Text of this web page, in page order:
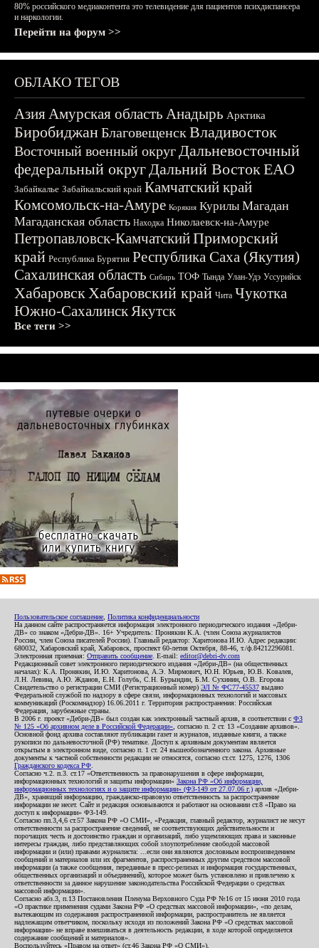
80% российского медиаконтента это телевидение для пациентов психдиспансера
и наркологии.
Перейти на форум >>
ОБЛАКО ТЕГОВ
АзияАмурская область Анадырь Арктика
БиробиджанБлаговещенскВладивосток
Восточный военный округДальневосточный
федеральный округДальний ВостокЕАО
Забайкалье Забайкальский край Камчатский край
Комсомольск-на-Амуре Корякия Курилы Магадан
Магаданская область Находка Николаевск-на-Амуре
Петропавловск-КамчатскийПриморский
край Республика Бурятия Республика Саха (Якутия)
Сахалинская область Сибирь ТОФ Тында Улан-Удэ Уссурийск
ХабаровскХабаровский край Чита Чукотка
Южно-СахалинскЯкутск
Все теги >>
Пользовательское соглашение Политика конфиденциальности
На данном сайте распространяется информация электронного периодического издания «Дебри-
ДВ» со знаком «Дебри-ДВ». 16+ Учредитель: Пронякин К.А. (член Союза журналистов
России, член Союза писателей России). Главный редактор: Харитонова И.Ю. Адрес редакции:
680032, Хабаровский край, Хабаровск, проспект 60-летия Октября, 88-46, т./ф.84212296081.
Электронная приемная: Отправить сообщение . E-mail: editor@debri-dv.com
Редакционный совет электронного периодического издания «Дебри-ДВ» (на общественных
началах): К.А. Пронякин, И.Ю. Харитонова, А.Э. Мирмович, Ю.Н. Юрьев, Ю.В. Ковалев,
Л.Н. Левина, А.Ю. Жданов, Е.Н. Голубь, С.Н. Бурындин, Б.М. Сухинин, О.В. Егорова
Свидетельство о регистрации СМИ (Регистрационный номер) ЭЛ № ФС77-45537 выдано
Федеральной службой по надзору в сфере связи, информационных технологий и массовых
коммуникаций (Роскомнадзор) 16.06.2011 г. Территория распространения: Российская
Федерация, зарубежные страны.
В 2006 г. проект «Дебри-ДВ» был создан как электронный частный архив, в соответствии с ФЗ
№ 125 «Об архивном деле в Российской Федерации» , согласно п. 2 ст. 13 «Создание архивов».
Основной фонд архива составляют публикации газет и журналов, изданные книги, а также
рукописи по дальневосточной (РФ) тематике. Доступ к архивным документам является
открытым в электронном виде, согласно п. 1 ст. 24 вышеобозначенного закона. Архивные
документы к частной собственности редакции не относятся, согласно ст.ст. 1275, 1276, 1306
Гражданского кодекса РФ
Согласно ч.2. п.3. ст.17 «Ответственность за правонарушения в сфере информации,
информационных технологий и защиты информации» Закона РФ «Об информации,
информационных технологиях и о защите информации» (ФЗ-149 от 27.07.06 г.) архив «Дебри-
ДВ», хранящий информацию, гражданско-правовую ответственность за распространение
информации не несет. Сайт и редакция основываются и работают на основании ст.8 «Право на
доступ к информации» ФЗ-149.
Согласно пп.3,4,6 ст.57 Закона РФ «О СМИ», «Редакция, главный редактор, журналист не несут
ответственности за распространение сведений, не соответствующих действительности и
порочащих честь и достоинство граждан и организаций, либо ущемляющих права и законные
интересы граждан, либо представляющих собой злоупотребление свободой массовой
информации и (или) правами журналиста: ...если они являются дословным воспроизведением
сообщений и материалов или их фрагментов, распространенных другим средством массовой
информации (а также сообщения, переданные в пресс-релизах и информация государственных,
общественных организаций и объединений), которое может быть установлено и привлечено к
ответственности за данное нарушение законодательства Российской Федерации о средствах
массовой информации».
Согласно абз.3, п.13 Постановления Пленума Верховного Суда РФ №16 от 15 июня 2010 года
«О практике применения судами Закона РФ «О средствах массовой информации», «по делам,
вытекающим из содержания распространенной информации, распространитель не является
надлежащим ответчиком, поскольку исходя из положений Закона РФ «О средствах массовой
информации» не вправе вмешиваться в деятельность редакции, в ходе которой определяется
содержание сообщений и материалов».
Воспользуйтесь «Правом на ответ» (ст.46 Закона РФ «О СМИ»).